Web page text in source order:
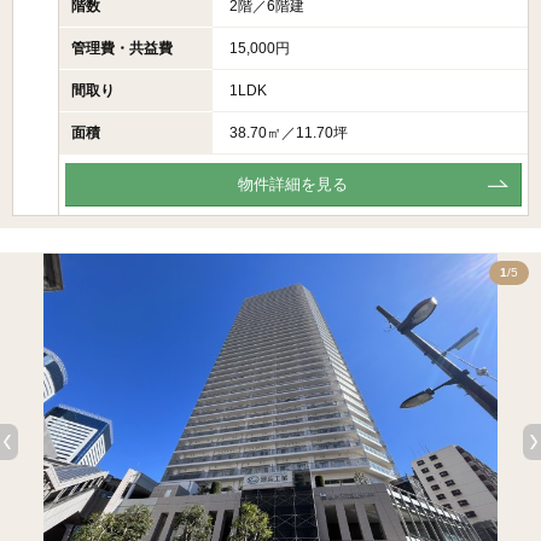
階数 2階／6階建
管理費・共益費 15,000円
間取り 1LDK
面積 38.70㎡／11.70坪
物件詳細を見る
1/5